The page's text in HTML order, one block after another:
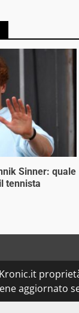
Sinner: quale
tennista
aggiornato